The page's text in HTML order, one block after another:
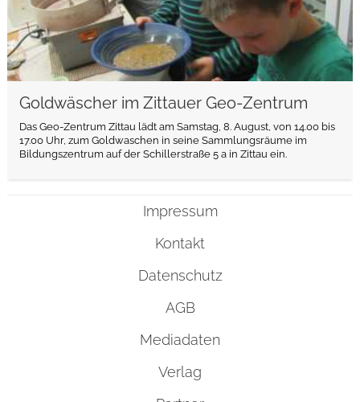
Goldwäscher im Zittauer Geo-Zentrum
Das Geo-Zentrum Zittau lädt am Samstag, 8. August, von 14.00 bis
17.00 Uhr, zum Goldwaschen in seine Sammlungsräume im
Bildungszentrum auf der Schillerstraße 5 a in Zittau ein.
Impressum
Kontakt
Datenschutz
AGB
Mediadaten
Verlag